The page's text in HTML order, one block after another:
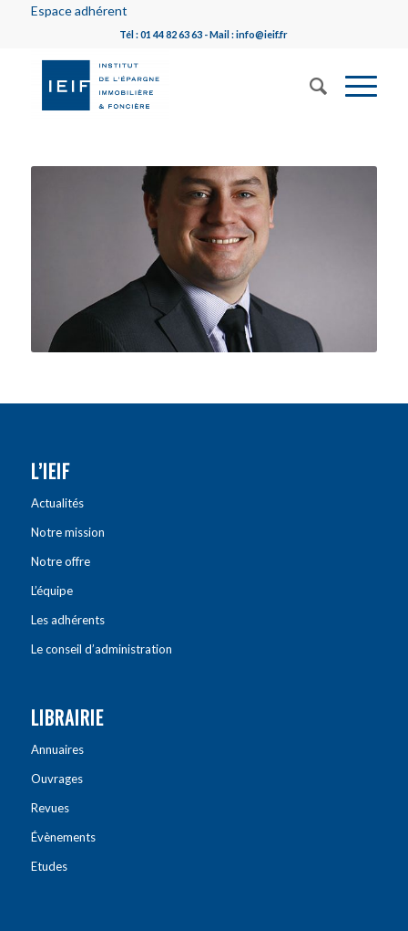
Espace adhérent
Tél : 01 44 82 63 63 - Mail : info@ieif.fr
L’IEIF
Actualités
Notre mission
Notre offre
L’équipe
Les adhérents
Le conseil d’administration
LIBRAIRIE
Annuaires
Ouvrages
Revues
Évènements
Etudes